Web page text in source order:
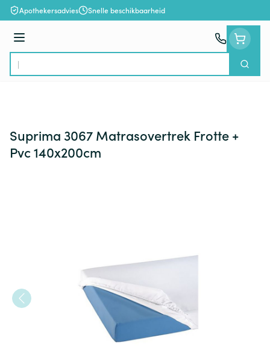
Ga naar de inhoud
Apothekersadvies Snelle beschikbaarheid
Menu
Product, merk, categorie...
Zoek
Suprima 3067 Matrasovertrek Frotte +
Pvc 140x200cm